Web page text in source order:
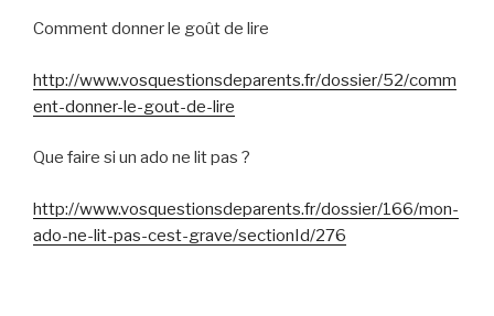
Comment donner le goût de lire
http://www.vosquestionsdeparents.fr/dossier/52/comm
ent-donner-le-gout-de-lire
Que faire si un ado ne lit pas ?
http://www.vosquestionsdeparents.fr/dossier/166/mon-
ado-ne-lit-pas-cest-grave/sectionId/276